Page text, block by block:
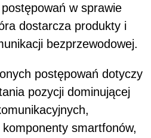
w sprawie
dostarcza produkty i
bezprzewodowej.
postępowań dotyczy
pozycji dominującej
smartfonów,